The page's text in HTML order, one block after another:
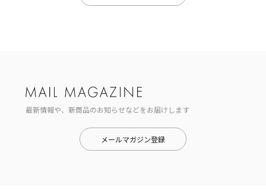
最新情報や、新商品のお知らせなどをお届けします
メールマガジン登録